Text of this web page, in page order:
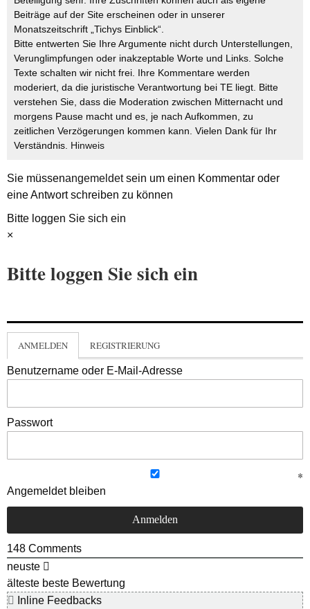
Beiträge auf der Site erscheinen oder in unserer
Monatszeitschrift „Tichys Einblick“.
Bitte entwerten Sie Ihre Argumente nicht durch Unterstellungen,
Verunglimpfungen oder inakzeptable Worte und Links. Solche
Texte schalten wir nicht frei. Ihre Kommentare werden
moderiert, da die juristische Verantwortung bei TE liegt. Bitte
verstehen Sie, dass die Moderation zwischen Mitternacht und
morgens Pause macht und es, je nach Aufkommen, zu
zeitlichen Verzögerungen kommen kann. Vielen Dank für Ihr
Verständnis. Hinweis
Sie müssenangemeldetsein um einen Kommentar oder
eine Antwort schreiben zu können
Bitte loggen Sie sich ein
×
Bitte loggen Sie sich ein
ANMELDEN REGISTRIERUNG
Benutzername oder E-Mail-Adresse
Passwort
Angemeldet bleiben
148 Comments
neuste
älteste beste Bewertung
Inline Feedbacks